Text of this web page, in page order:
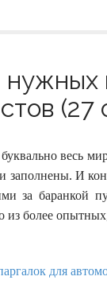
(27
весь
заполнены. И
за
из более